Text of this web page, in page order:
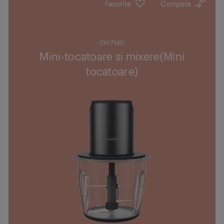
Favorite Compara
CH 7140
Mini-tocatoare si mixere(Mini
tocatoare)